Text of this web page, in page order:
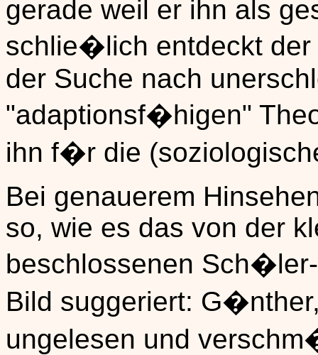
gerade weil er ihn als
schlie�lich entdeckt
der Suche nach
"adaptionsf�higen"
ihn f�r die
Bei genauerem
so, wie es das von der
beschlossenen
Bild suggeriert:
ungelesen und